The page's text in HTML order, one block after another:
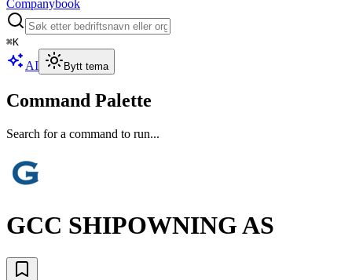
Companybook
⌘K
AI Bytt tema
Command Palette
Search for a command to run...
GCC SHIPOWNING AS